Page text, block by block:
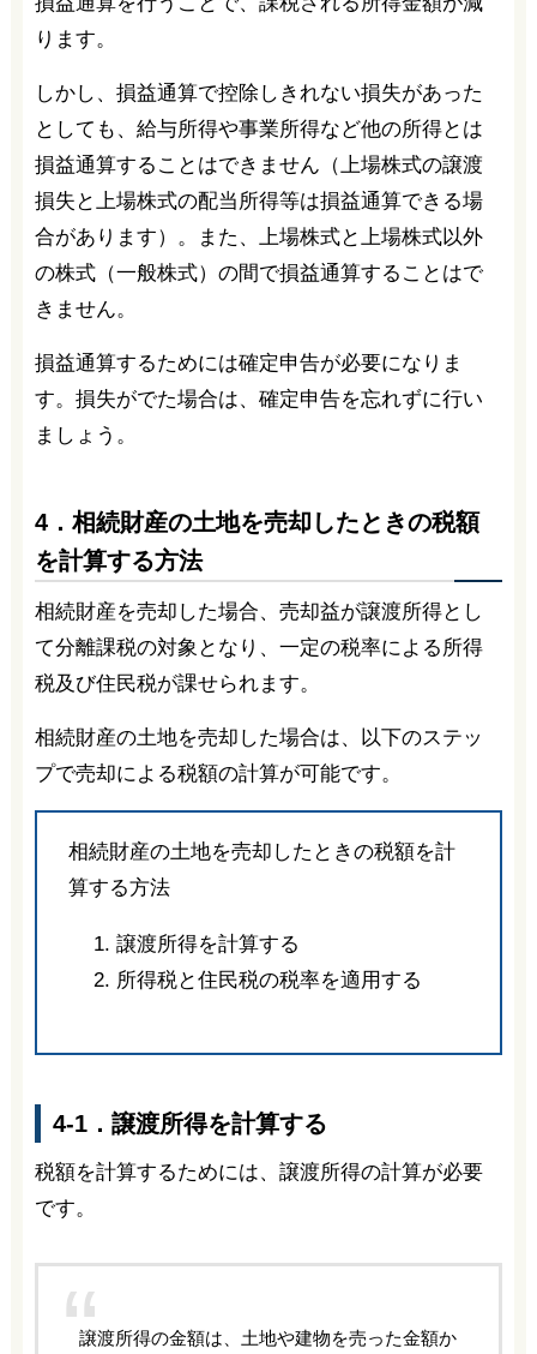
ります。
しかし、損益通算で控除しきれない損失があった
としても、給与所得や事業所得など他の所得とは
損益通算することはできません（上場株式の譲渡
損失と上場株式の配当所得等は損益通算できる場
合があります）。また、上場株式と上場株式以外
の株式（一般株式）の間で損益通算することはで
きません。
損益通算するためには確定申告が必要になりま
す。損失がでた場合は、確定申告を忘れずに行い
ましょう。
4．相続財産の土地を売却したときの税額
を計算する方法
相続財産を売却した場合、売却益が譲渡所得とし
て分離課税の対象となり、一定の税率による所得
税及び住民税が課せられます。
相続財産の土地を売却した場合は、以下のステッ
プで売却による税額の計算が可能です。
相続財産の土地を売却したときの税額を計
算する方法
譲渡所得を計算する
所得税と住民税の税率を適用する
4-1．譲渡所得を計算する
税額を計算するためには、譲渡所得の計算が必要
です。
譲渡所得の金額は、土地や建物を売った金額か